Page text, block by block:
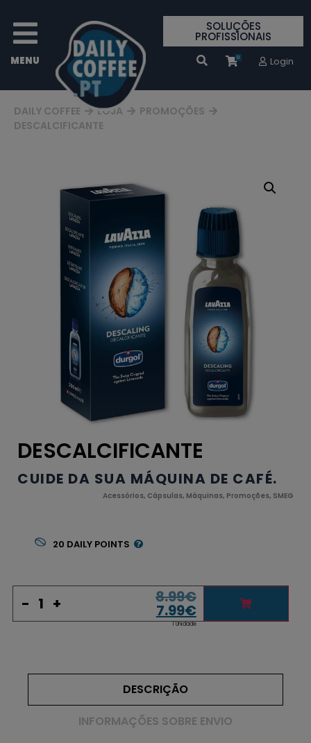
SOLUÇÕES
PROFISSIONAIS
0 Login
DAILY COFFEE LOJA
PROMOÇÕES
DESCALCIFICANTE
DESCALCIFICANTE
CUIDE DA SUA MÁQUINA DE CAFÉ.
Acessórios, Cápsulas, Máquinas, Promoções, SMEG
20 DAILY POINTS
- + 8.99€
7.99€
1 Unidade
DESCRIÇÃO
INFORMAÇÕES SOBRE ENVIO